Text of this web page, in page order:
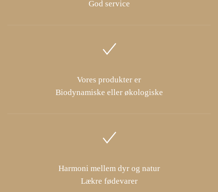
God service
Vores produkter er
Biodynamiske eller økologiske
Harmoni mellem dyr og natur
Lækre fødevarer